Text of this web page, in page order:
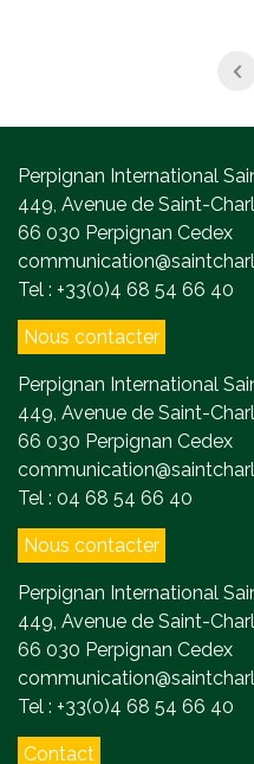
Perpignan International
449, Avenue de Saint-
66 030 Perpignan Cedex
Tel : +33(0)4 68 54 66 40
Nous contacter
Perpignan International
449, Avenue de Saint-
66 030 Perpignan Cedex
Tel : 04 68 54 66 40
Nous contacter
Perpignan International
449, Avenue de Saint-
66 030 Perpignan Cedex
Tel : +33(0)4 68 54 66 40
Contact